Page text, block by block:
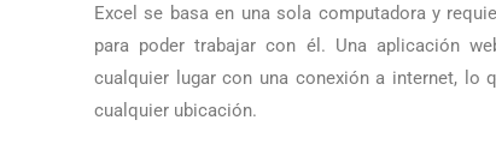
Excel se basa en una sola computadora y
para poder trabajar con él. Una aplicación
cualquier lugar con una conexión a internet, lo
cualquier ubicación.